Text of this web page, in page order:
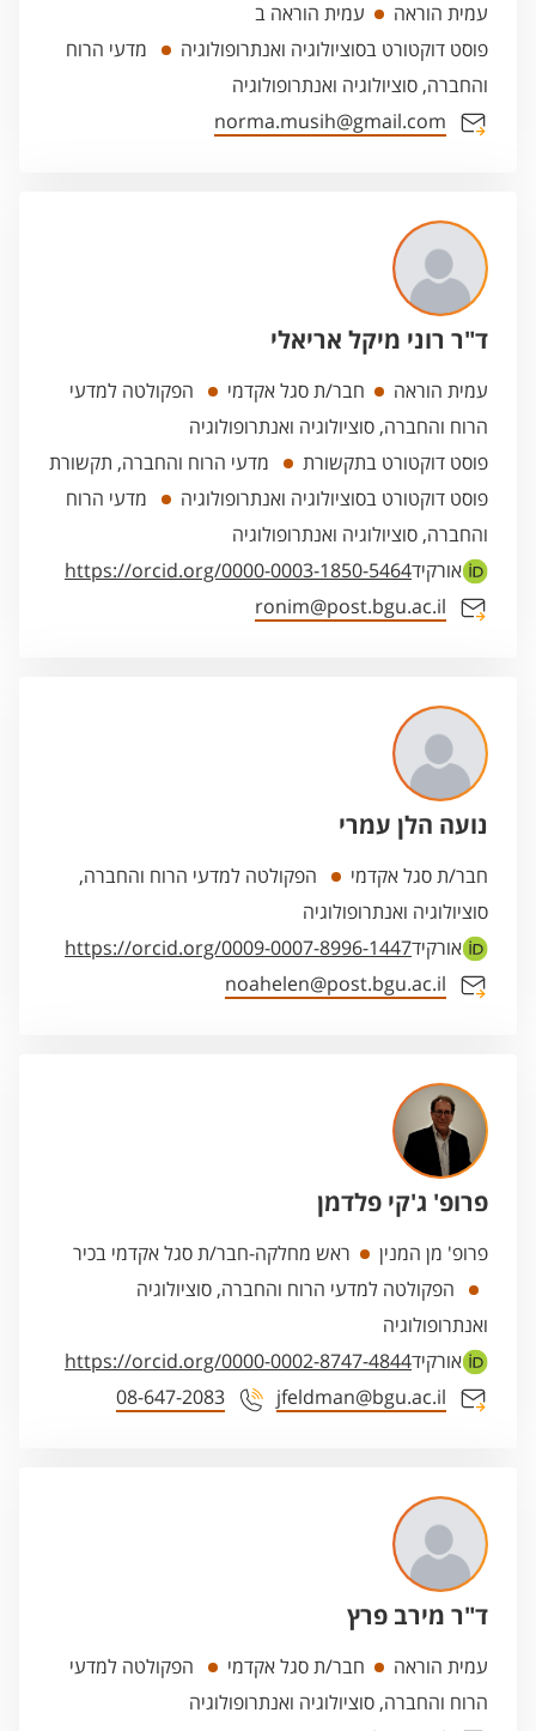
עמית הוראה
עמית הוראה ב
פוסט דוקטורט בסוציולוגיה ואנתרופולוגיה
מדעי הרוח
והחברה, סוציולוגיה ואנתרופולוגיה
norma.musih@gmail.com
ד"ר רוני מיקל אריאלי
עמית הוראה חבר/ת סגל אקדמי
הפקולטה למדעי
הרוח והחברה, סוציולוגיה ואנתרופולוגיה
פוסט דוקטורט בתקשורת
מדעי הרוח והחברה, תקשורת
פוסט דוקטורט בסוציולוגיה ואנתרופולוגיה
מדעי הרוח
והחברה, סוציולוגיה ואנתרופולוגיה
אורקידhttps://orcid.org/0000-0003-1850-5464
ronim@post.bgu.ac.il
נועה הלן עמרי
חבר/ת סגל אקדמי
הפקולטה למדעי הרוח והחברה,
סוציולוגיה ואנתרופולוגיה
אורקידhttps://orcid.org/0009-0007-8996-1447
noahelen@post.bgu.ac.il
פרופ' ג'קי פלדמן
פרופ' מן המנין
ראש מחלקה-חבר/ת סגל אקדמי בכיר
הפקולטה למדעי הרוח והחברה, סוציולוגיה
ואנתרופולוגיה
אורקידhttps://orcid.org/0000-0002-8747-4844
jfeldman@bgu.ac.il
08-647-2083
ד"ר מירב פרץ
עמית הוראה חבר/ת סגל אקדמי
הפקולטה למדעי
הרוח והחברה, סוציולוגיה ואנתרופולוגיה